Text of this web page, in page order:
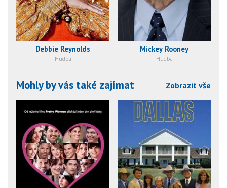
Debbie Reynolds
Hudba
Mickey Rooney
Hudba
Mohly by vás také zajímat Zobrazit vše